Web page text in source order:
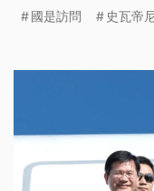
國是訪問 史瓦帝